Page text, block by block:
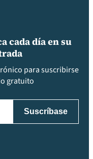
cada día en su
para suscribirse
gratuito